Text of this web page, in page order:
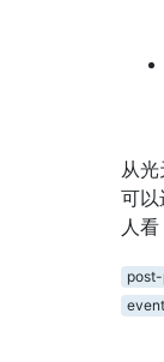
从
可以
人